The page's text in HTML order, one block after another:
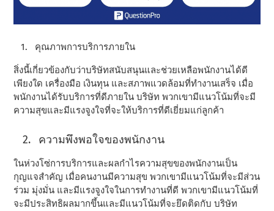
คุณภาพการบริการภายใน
สิ่งนี้เกี่ยวข้องกับว่าบริษัทสนับสนุนและช่วยเหลือพนักงานได้ดี
เพียงใด เครื่องมือ เงินทุน และสภาพแวดล้อมที่ทํางานเสร็จ เมื่อ
พนักงานได้รับบริการที่ดีภายใน บริษัท พวกเขามีแนวโน้มที่จะมี
ความสุขและมีแรงจูงใจที่จะให้บริการที่ดีเยี่ยมแก่ลูกค้า
ความพึงพอใจของพนักงาน
ในห่วงโซ่การบริการและผลกําไรความสุขของพนักงานเป็น
กุญแจสําคัญ เมื่อคนงานมีความสุข พวกเขามีแนวโน้มที่จะมีส่วน
ร่วม มุ่งมั่น และมีแรงจูงใจในการทํางานที่ดี พวกเขามีแนวโน้มที่
จะมีประสิทธิผลมากขึ้นและมีแนวโน้มที่จะยึดติดกับ บริษัท